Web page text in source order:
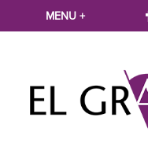
MENU +